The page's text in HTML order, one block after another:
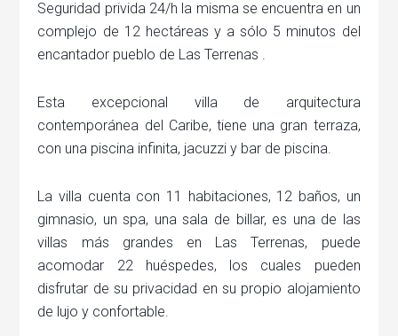
Seguridad privida 24/h la misma se encuentra en un
complejo de 12 hectáreas y a sólo 5 minutos del
encantador pueblo de Las Terrenas .
Esta excepcional villa de arquitectura
contemporánea del Caribe, tiene una gran terraza,
con una piscina infinita, jacuzzi y bar de piscina.
La villa cuenta con 11 habitaciones, 12 baños, un
gimnasio, un spa, una sala de billar, es una de las
villas más grandes en Las Terrenas, puede
acomodar 22 huéspedes, los cuales pueden
disfrutar de su privacidad en su propio alojamiento
de lujo y confortable.